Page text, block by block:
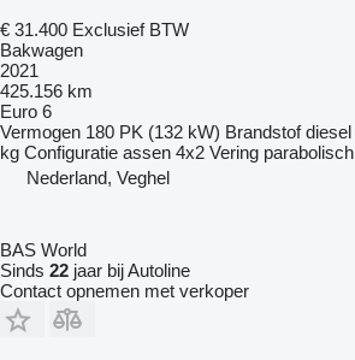
€ 31.400 Exclusief BTW
Bakwagen
2021
425.156 km
Euro 6
Vermogen 180 PK (132 kW) Brandstof diesel
kg Configuratie assen 4x2 Vering parabolisch
Nederland, Veghel
BAS World
Sinds 22 jaar bij Autoline
Contact opnemen met verkoper